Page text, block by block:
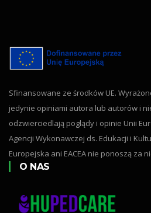
Sfinansowane ze środków UE.
jedynie opiniami autora lub autorów i
odzwierciedlają poglądy i opinie Unii
Agencji Wykonawczej ds. Edukacji i
Europejska ani EACEA nie ponoszą za
O NAS